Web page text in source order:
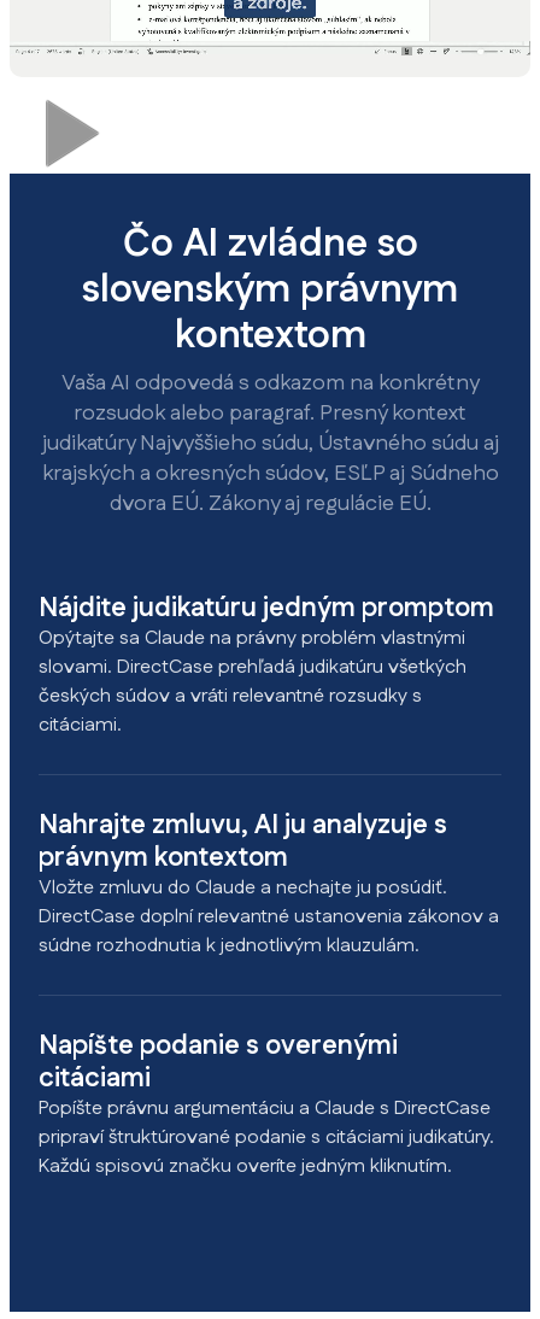
Čo AI zvládne so
slovenským právnym
kontextom
Vaša AI odpovedá s odkazom na konkrétny
rozsudok alebo paragraf. Presný kontext
judikatúry Najvyššieho súdu, Ústavného súdu aj
krajských a okresných súdov, ESĽP aj Súdneho
dvora EÚ. Zákony aj regulácie EÚ.
Nájdite judikatúru jedným promptom
Opýtajte sa Claude na právny problém vlastnými
slovami. DirectCase prehľadá judikatúru všetkých
českých súdov a vráti relevantné rozsudky s
citáciami.
Nahrajte zmluvu, AI ju analyzuje s
právnym kontextom
Vložte zmluvu do Claude a nechajte ju posúdiť.
DirectCase doplní relevantné ustanovenia zákonov a
súdne rozhodnutia k jednotlivým klauzulám.
Napíšte podanie s overenými
citáciami
Popíšte právnu argumentáciu a Claude s DirectCase
pripraví štruktúrované podanie s citáciami judikatúry.
Každú spisovú značku overíte jedným kliknutím.